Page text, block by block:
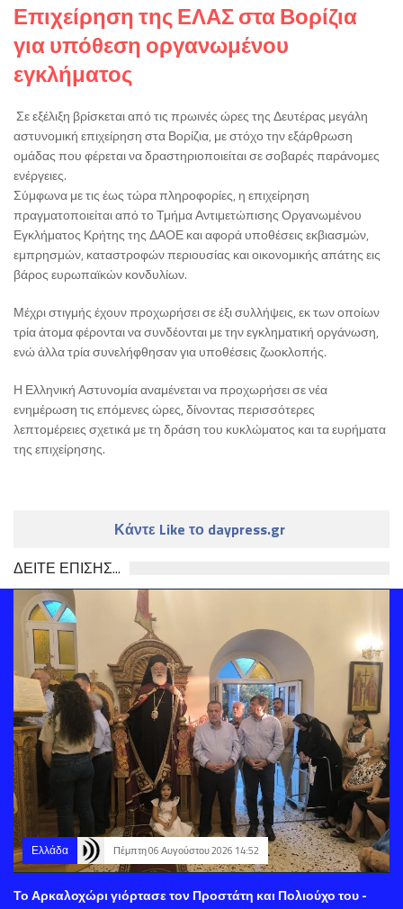
Επιχείρηση της ΕΛΑΣ στα Βορίζια
για υπόθεση οργανωμένου
εγκλήματος
Σε εξέλιξη βρίσκεται από τις πρωινές ώρες της Δευτέρας μεγάλη
αστυνομική επιχείρηση στα Βορίζια, με στόχο την εξάρθρωση
ομάδας που φέρεται να δραστηριοποιείται σε σοβαρές παράνομες
ενέργειες.
Σύμφωνα με τις έως τώρα πληροφορίες, η επιχείρηση
πραγματοποιείται από το Τμήμα Αντιμετώπισης Οργανωμένου
Εγκλήματος Κρήτης της ΔΑΟΕ και αφορά υποθέσεις εκβιασμών,
εμπρησμών, καταστροφών περιουσίας και οικονομικής απάτης εις
βάρος ευρωπαϊκών κονδυλίων.
Μέχρι στιγμής έχουν προχωρήσει σε έξι συλλήψεις, εκ των οποίων
τρία άτομα φέρονται να συνδέονται με την εγκληματική οργάνωση,
ενώ άλλα τρία συνελήφθησαν για υποθέσεις ζωοκλοπής.
Η Ελληνική Αστυνομία αναμένεται να προχωρήσει σε νέα
ενημέρωση τις επόμενες ώρες, δίνοντας περισσότερες
λεπτομέρειες σχετικά με τη δράση του κυκλώματος και τα ευρήματα
της επιχείρησης.
Κάντε Like το daypress.gr
ΔΕΙΤΕ ΕΠΙΣΗΣ...
Ελλάδα Πέμπτη 06 Αυγούστου 2026 14:52
Το Αρκαλοχώρι γιόρτασε τον Προστάτη και Πολιούχο του -